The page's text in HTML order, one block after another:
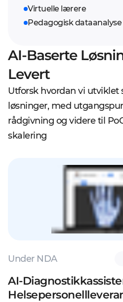
Virtuelle lærere
Pedagogisk dataanalyse
AI-Baserte
Levert
Utforsk hvordan vi utviklet
løsninger, med
rådgivning og videre til
skalering
Under NDA
AI-